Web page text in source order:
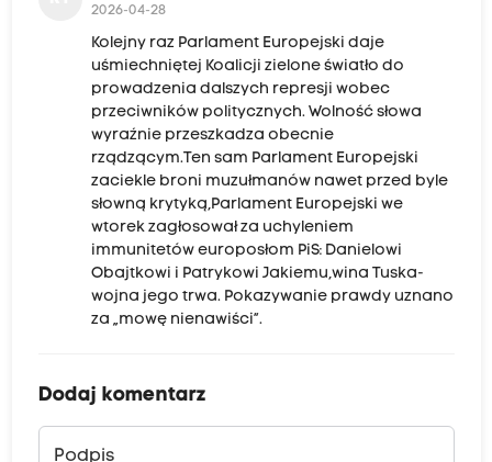
2026-04-28
Kolejny raz Parlament Europejski daje
uśmiechniętej Koalicji zielone światło do
prowadzenia dalszych represji wobec
przeciwników politycznych. Wolność słowa
wyraźnie przeszkadza obecnie
rządzącym.Ten sam Parlament Europejski
zaciekle broni muzułmanów nawet przed byle
słowną krytyką,Parlament Europejski we
wtorek zagłosował za uchyleniem
immunitetów europosłom PiS: Danielowi
Obajtkowi i Patrykowi Jakiemu,wina Tuska-
wojna jego trwa. Pokazywanie prawdy uznano
za „mowę nienawiści”.
Dodaj komentarz
Podpis